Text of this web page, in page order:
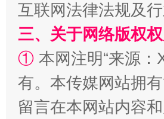
解纷+调解+退费，一次搞定
互联网法律法规及
三、关于网络版权权
① 本网注明“来源
有。本传媒网站拥
留言在本网站内容